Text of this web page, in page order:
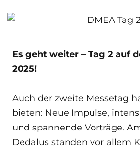
Es geht weiter – Tag 2 auf
2025!
Auch der zweite Messetag
bieten: Neue Impulse,
und spannende Vorträge.
Dedalus standen vor allem